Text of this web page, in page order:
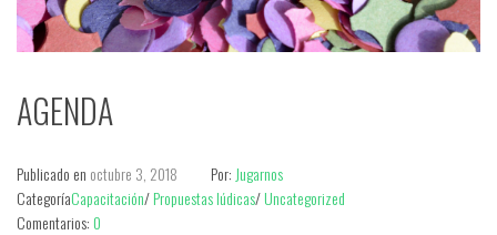
AGENDA
Publicado en octubre 3, 2018 Por: Jugarnos
CategoríaCapacitación/Propuestas lúdicas/Uncategorized
Comentarios: 0